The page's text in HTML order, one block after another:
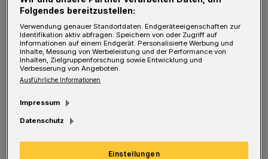
Weitere Bilderstrecken
Sommer in der Elberfelder City
Folgendes bereitzustellen:
Verwendung genauer Standortdaten. Endgeräteeigenschaften zur
Identifikation aktiv abfragen. Speichern von oder Zugriff auf
Informationen auf einem Endgerät. Personalisierte Werbung und
Inhalte, Messung von Werbeleistung und der Performance von
Inhalten, Zielgruppenforschung sowie Entwicklung und
Verbesserung von Angeboten.
Ausführliche Informationen
Impressum
Datenschutz
Einstellungen